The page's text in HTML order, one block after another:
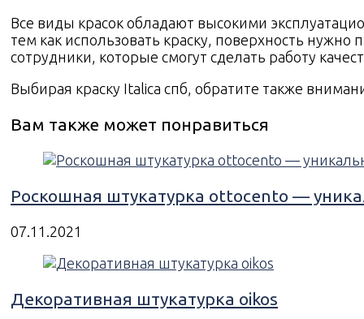
Все виды красок обладают высокими
тем как использовать краску, поверхность
сотрудники, которые смогут сделать работу
Выбирая краску Italica спб, обратите также
Вам также может понравиться
Роскошная штукатурка ottocento —
07.11.2021
Декоративная штукатурка oikos